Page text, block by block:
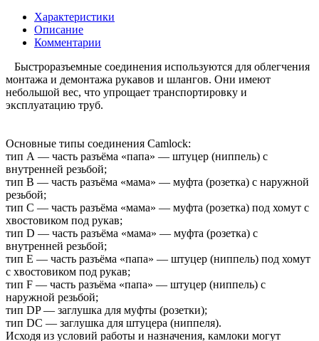
Характеристики
Описание
Комментарии
Быстроразъемные соединения используются для облегчения
монтажа и демонтажа рукавов и шлангов. Они имеют
небольшой вес, что упрощает транспортировку и
эксплуатацию труб.
Основные типы соединения Camlock:
тип А — часть разъёма «папа» — штуцер (ниппель) с
внутренней резьбой;
тип B — часть разъёма «мама» — муфта (розетка) с наружной
резьбой;
тип С — часть разъёма «мама» — муфта (розетка) под хомут с
хвостовиком под рукав;
тип D — часть разъёма «мама» — муфта (розетка) с
внутренней резьбой;
тип Е — часть разъёма «папа» — штуцер (ниппель) под хомут
с хвостовиком под рукав;
тип F — часть разъёма «папа» — штуцер (ниппель) с
наружной резьбой;
тип DP — заглушка для муфты (розетки);
тип DC — заглушка для штуцера (ниппеля).
Исходя из условий работы и назначения, камлоки могут